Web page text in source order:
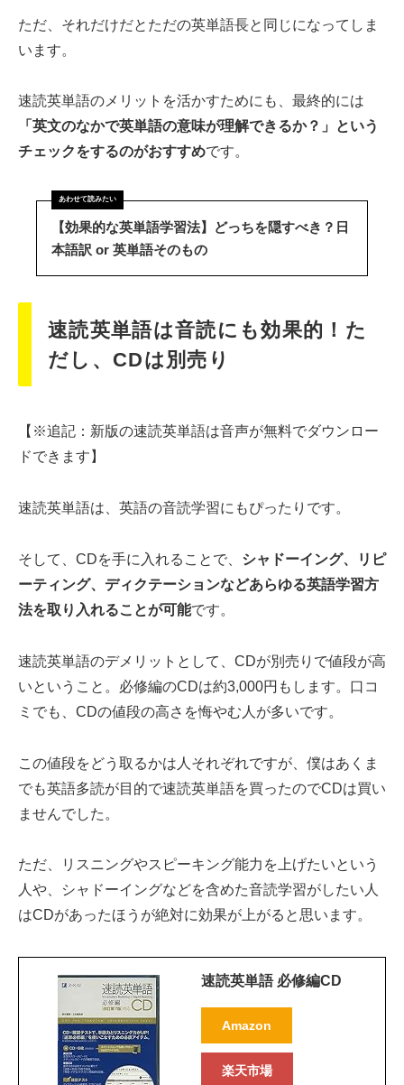
ただ、それだけだとただの英単語長と同じになってしま
います。
速読英単語のメリットを活かすためにも、最終的には
「英文のなかで英単語の意味が理解できるか？」という
チェックをするのがおすすめです。
【効果的な英単語学習法】どっちを隠すべき？日
本語訳 or 英単語そのもの
速読英単語は音読にも効果的！た
だし、CDは別売り
【※追記：新版の速読英単語は音声が無料でダウンロー
ドできます】
速読英単語は、英語の音読学習にもぴったりです。
そして、CDを手に入れることで、 シャドーイング、リピ
ーティング、ディクテーションなどあらゆる英語学習方
法を取り入れることが可能です。
速読英単語のデメリットとして、CDが別売りで値段が高
いということ。必修編のCDは約3,000円もします。口コ
ミでも、CDの値段の高さを悔やむ人が多いです。
この値段をどう取るかは人それぞれですが、僕はあくま
でも英語多読が目的で速読英単語を買ったのでCDは買い
ませんでした。
ただ、リスニングやスピーキング能力を上げたいという
人や、シャドーイングなどを含めた音読学習がしたい人
はCDがあったほうが絶対に効果が上がると思います。
速読英単語 必修編CD
Amazon
楽天市場